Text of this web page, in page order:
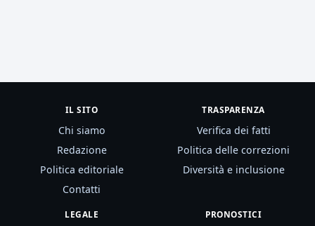
IL SITO
Chi siamo
Redazione
Politica editoriale
Contatti
TRASPARENZA
Verifica dei fatti
Politica delle correzioni
Diversità e inclusione
LEGALE PRONOSTICI